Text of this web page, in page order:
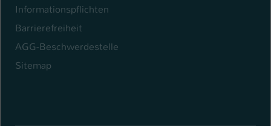
Informationspflichten
Barrierefreiheit
AGG-Beschwerdestelle
Sitemap